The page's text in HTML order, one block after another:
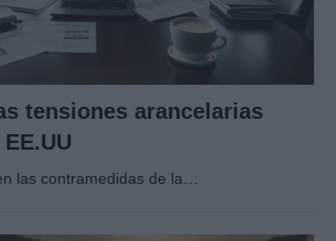
tensiones arancelarias
las contramedidas de la…